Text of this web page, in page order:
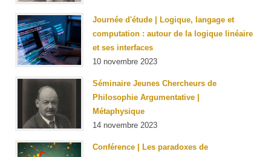
Journée d'étude | Logique, langage et
computation : autour de la logique linéaire
et ses interfaces
10 novembre 2023
Séminaire Jeunes Chercheurs de
Philosophie Argumentative |
Métaphysique
14 novembre 2023
Conférence | Les paradoxes de